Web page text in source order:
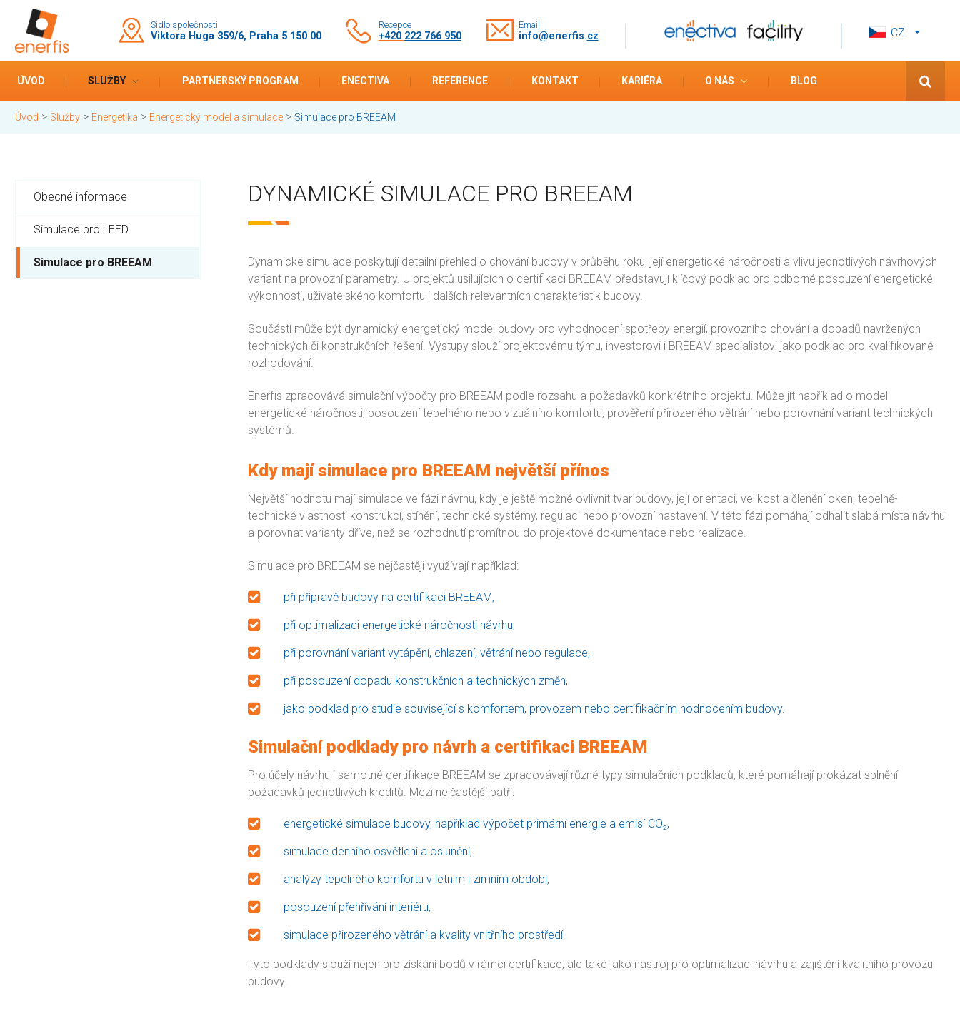
Sídlo společnosti
Viktora Huga 359/6, Praha 5 150 00
Recepce
+420 222 766 950
Email
info@enerfis.cz
CZ
ÚVOD SLUŽBY PARTNERSKÝ PROGRAM ENECTIVA REFERENCE KONTAKT KARIÉRA O NÁS BLOG
Úvod > Služby > Energetika > Energetický model a simulace > Simulace pro BREEAM
Obecné informace
Simulace pro LEED
Simulace pro BREEAM
DYNAMICKÉ SIMULACE PRO BREEAM
Dynamické simulace poskytují detailní přehled o chování budovy v průběhu roku, její energetické náročnosti a vlivu jednotlivých návrhových
variant na provozní parametry. U projektů usilujících o certifikaci BREEAM představují klíčový podklad pro odborné posouzení energetické
výkonnosti, uživatelského komfortu i dalších relevantních charakteristik budovy.
Součástí může být dynamický energetický model budovy pro vyhodnocení spotřeby energií, provozního chování a dopadů navržených
technických či konstrukčních řešení. Výstupy slouží projektovému týmu, investorovi i BREEAM specialistovi jako podklad pro kvalifikované
rozhodování.
Enerfis zpracovává simulační výpočty pro BREEAM podle rozsahu a požadavků konkrétního projektu. Může jít například o model
energetické náročnosti, posouzení tepelného nebo vizuálního komfortu, prověření přirozeného větrání nebo porovnání variant technických
systémů.
Kdy mají simulace pro BREEAM největší přínos
Největší hodnotu mají simulace ve fázi návrhu, kdy je ještě možné ovlivnit tvar budovy, její orientaci, velikost a členění oken, tepelně-
technické vlastnosti konstrukcí, stínění, technické systémy, regulaci nebo provozní nastavení. V této fázi pomáhají odhalit slabá místa návrhu
a porovnat varianty dříve, než se rozhodnutí promítnou do projektové dokumentace nebo realizace.
Simulace pro BREEAM se nejčastěji využívají například:
při přípravě budovy na certifikaci BREEAM,
při optimalizaci energetické náročnosti návrhu,
při porovnání variant vytápění, chlazení, větrání nebo regulace,
při posouzení dopadu konstrukčních a technických změn,
jako podklad pro studie související s komfortem, provozem nebo certifikačním hodnocením budovy.
Simulační podklady pro návrh a certifikaci BREEAM
Pro účely návrhu i samotné certifikace BREEAM se zpracovávají různé typy simulačních podkladů, které pomáhají prokázat splnění
požadavků jednotlivých kreditů. Mezi nejčastější patří:
energetické simulace budovy, například výpočet primární energie a emisí CO₂,
simulace denního osvětlení a oslunění,
analýzy tepelného komfortu v letním i zimním období,
posouzení přehřívání interiéru,
simulace přirozeného větrání a kvality vnitřního prostředí.
Tyto podklady slouží nejen pro získání bodů v rámci certifikace, ale také jako nástroj pro optimalizaci návrhu a zajištění kvalitního provozu
budovy.